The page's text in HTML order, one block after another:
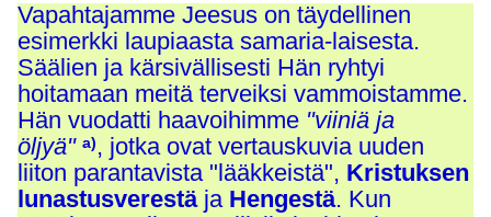
Vapahtajamme Jeesus on täydellinen
esimerkki laupiaasta samaria-laisesta.
Säälien ja kärsivällisesti Hän ryhtyi
hoitamaan meitä terveiksi vammoistamme.
Hän vuodatti haavoihimme "viiniä ja
öljyä"a) , jotka ovat vertauskuvia uuden
liiton parantavista "lääkkeistä", Kristuksen
lunastusverestäja Hengestä. Kun